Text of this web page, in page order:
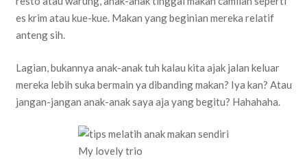
es krim atau kue-kue. Makan yang beginian mereka relatif
anteng sih.
Lagian, bukannya anak-anak tuh kalau kita ajak jalan keluar
mereka lebih suka bermain ya dibanding makan? Iya kan? Atau
jangan-jangan anak-anak saya aja yang begitu? Hahahaha.
My lovely trio